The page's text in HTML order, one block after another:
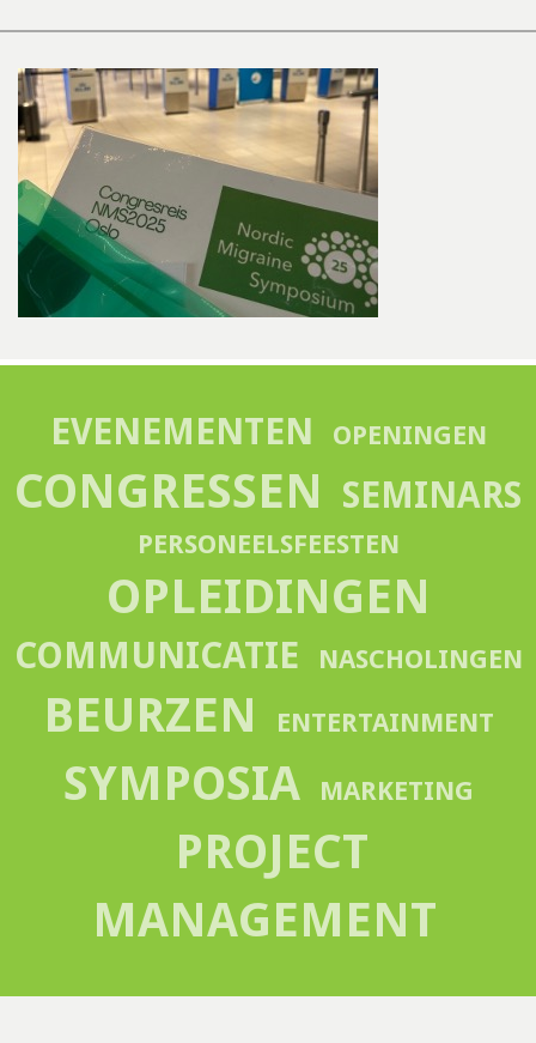
EVENEMENTEN OPENINGEN
CONGRESSEN SEMINARS
PERSONEELSFEESTEN
OPLEIDINGEN
COMMUNICATIE NASCHOLINGEN
BEURZEN ENTERTAINMENT
SYMPOSIA MARKETING
PROJECT
MANAGEMENT